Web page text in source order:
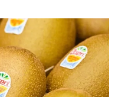
厘子快线已增加至32条，数
以及冷链和气调保鲜技
里，以出众的品质和新鲜状